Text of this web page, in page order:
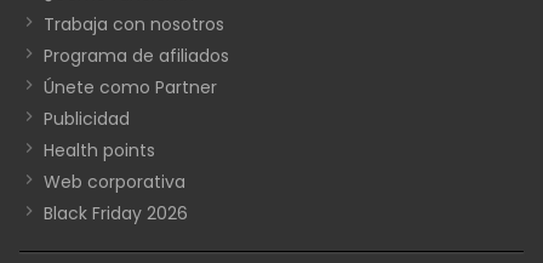
Trabaja con nosotros
Programa de afiliados
Únete como Partner
Publicidad
Health points
Web corporativa
Black Friday 2026